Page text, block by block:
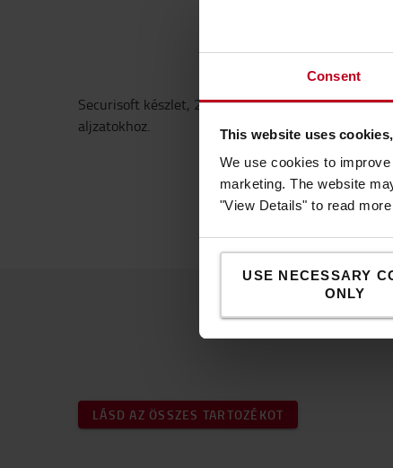
Consent
This website uses
We use cookies to
marketing. The website
"View Details" to read
USE NECESSARY
ONLY
Securisoft készlet, 2 db másodlagos érintkező.
aljzatokhoz.
LÁSD AZ ÖSSZES TARTOZÉKOT